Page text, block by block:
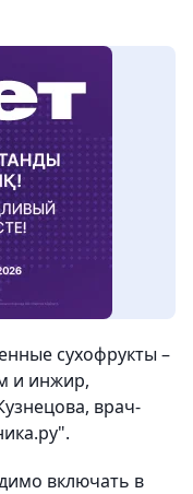
сухофрукты –
и инжир,
врач-
включать в